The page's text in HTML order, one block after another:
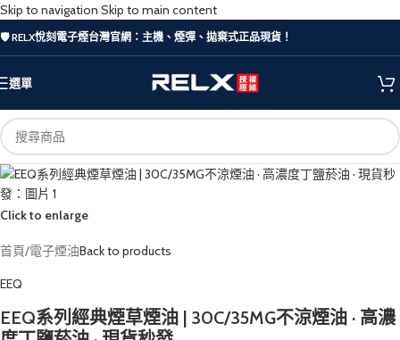
Skip to navigation Skip to main content
🛡️ RELX悅刻電子煙台灣官網：主機、煙彈、拋棄式正品現貨！
選單
Click to enlarge
首頁/電子煙油Back to products
EEQ
EEQ系列經典煙草煙油 | 30C/35MG不涼煙油 · 高濃